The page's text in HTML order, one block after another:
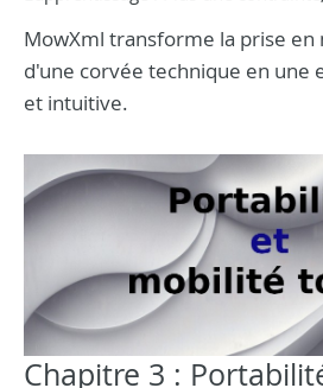
MowXml transforme la prise en
d'une corvée technique en une
et intuitive.
Chapitre 3 :